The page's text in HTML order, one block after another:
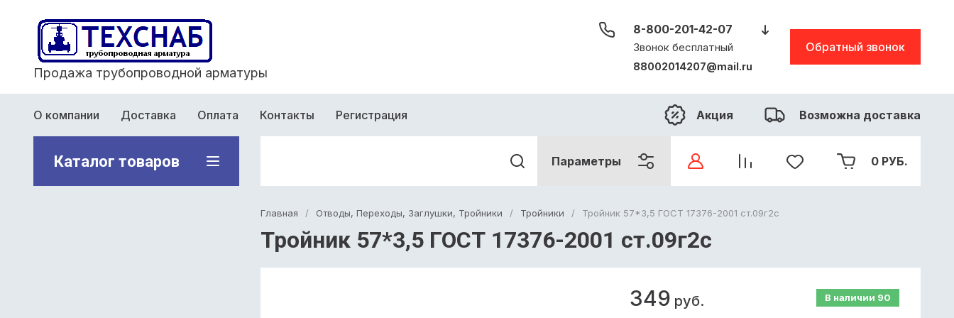
Продажа трубопроводной арматуры
8-800-201-42-07
Звонок бесплатный
88002014207@mail.ru
Обратный звонок
О компании Доставка Оплата Контакты Регистрация Акция Возможна доставка
Каталог товаров Параметры 0 РУБ.
Главная / Отводы, Переходы, Заглушки, Тройники / Тройники / Тройник 57*3,5 ГОСТ 17376-2001 ст.09г2с
Тройник 57*3,5 ГОСТ 17376-2001 ст.09г2с
В наличии 90
349 руб.